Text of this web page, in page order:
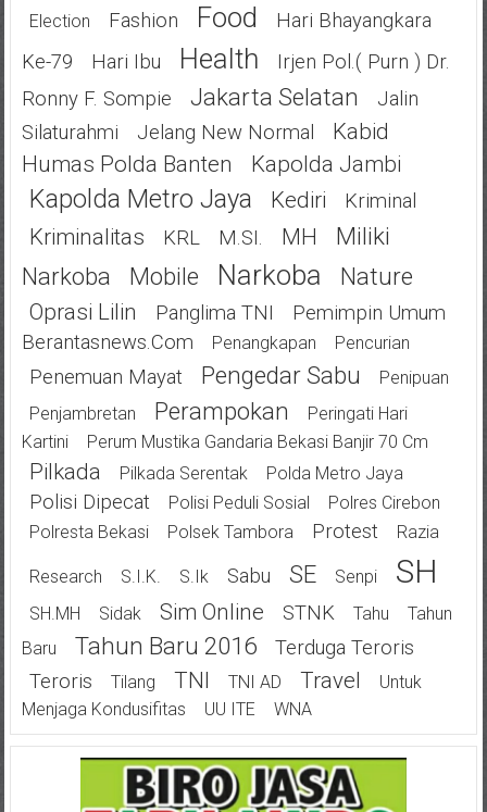
Election Fashion Food
Hari Bhayangkara
Ke-79
Hari Ibu Health
Irjen Pol.( Purn ) Dr.
Ronny F. Sompie
Jakarta Selatan
Jalin
Silaturahmi
Jelang New Normal
Kabid
Humas Polda Banten
Kapolda Jambi
Kapolda Metro Jaya Kediri Kriminal
Kriminalitas KRL M.SI. MH
Miliki
Narkoba
Mobile Narkoba Nature
Oprasi Lilin Panglima TNI
Pemimpin Umum
Berantasnews.com
Penangkapan Pencurian
Penemuan Mayat Pengedar Sabu
Penipuan
Penjambretan
Perampokan
Peringati Hari
Kartini
Perum Mustika Gandaria Bekasi Banjir 70 Cm
Pilkada Pilkada Serentak Polda Metro Jaya
Polisi Dipecat Polisi Peduli Sosial
Polres Cirebon
Polresta Bekasi
Polsek Tambora Protest Razia
Research S.I.K. S.Ik Sabu SE Senpi SH
SH.MH Sidak Sim Online STNK Tahu
Tahun
Baru
Tahun Baru 2016
Terduga Teroris
Teroris
Tilang TNI TNI AD Travel
Untuk
Menjaga Kondusifitas
UU ITE WNA